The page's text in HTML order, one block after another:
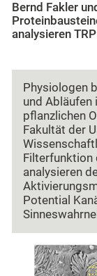
Bernd Fakler
analysieren
Physiologen
und Abläufen
pflanzlichen
Fakultät der
Filterfunktion
analysieren
Potential